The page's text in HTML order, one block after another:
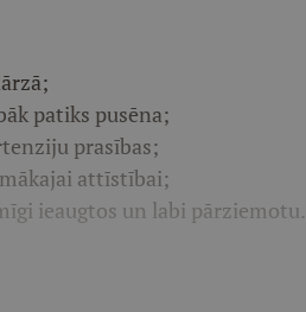
patiks pusēna;
prasības;
attīstībai;
ieaugtos un labi pārziemotu.